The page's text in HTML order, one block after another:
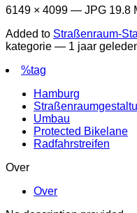
6149 × 4099 — JPG 19.8
Added to Straßenraum-
kategorie — 1 jaar
%tag
Hamburg
Umbau
Protected Bikelane
Radfahrstreifen
Over
Over